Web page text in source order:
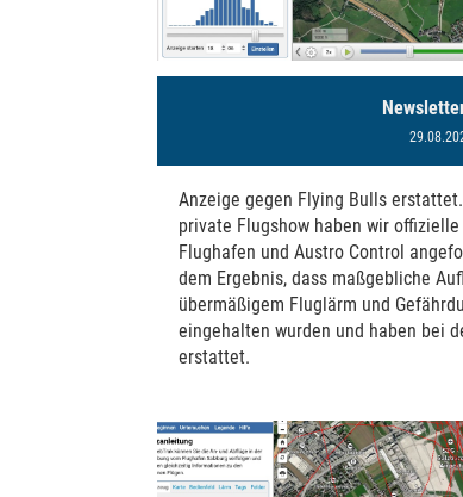
Anzeige gegen Flying Bulls
private Flugshow haben wir
Flughafen und Austro Control
dem Ergebnis, dass maßgebliche
übermäßigem Fluglärm und
eingehalten wurden und haben bei
erstattet.